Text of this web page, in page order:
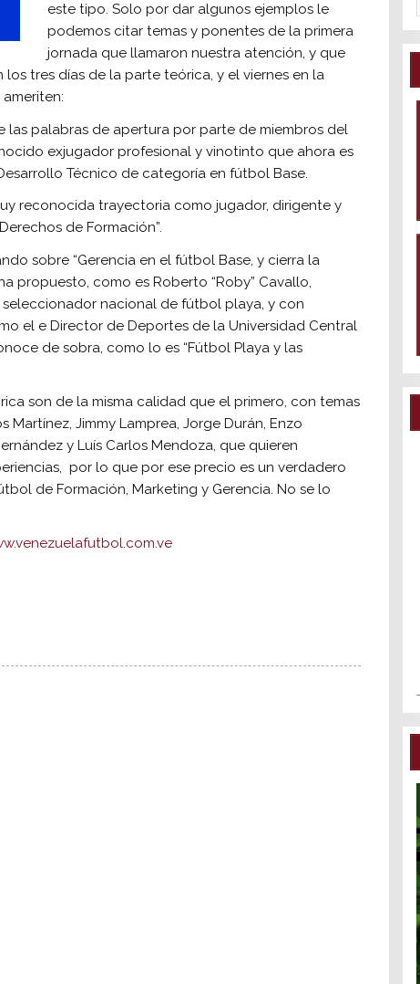
este tipo. Solo por dar algunos ejemplos le
podemos citar temas y ponentes de la primera
jornada que llamaron nuestra atención, y que
tres días de la parte teórica, y el viernes en la
las palabras de apertura por parte de miembros del
exjugador profesional y vinotinto que ahora es
Técnico de categoría en fútbol Base.
reconocida trayectoria como jugador, dirigente y
de Formación”.
sobre “Gerencia en el fútbol Base, y cierra la
propuesto, como es Roberto “Roby” Cavallo,
nacional de fútbol playa, y con
el e Director de Deportes de la Universidad Central
de sobra, como lo es “Fútbol Playa y las
son de la misma calidad que el primero, con temas
Jimmy Lamprea, Jorge Durán, Enzo
y Luís Carlos Mendoza, que quieren
por lo que por ese precio es un verdadero
de Formación, Marketing y Gerencia. No se lo